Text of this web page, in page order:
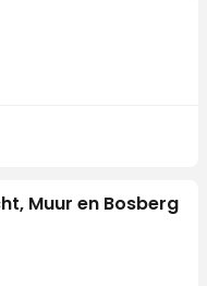
Muur en Bosberg